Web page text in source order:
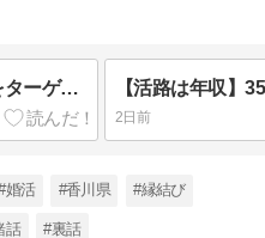
自分を選んでくれそうな相手をターゲットにする戦略 【活路は年収】
2日前
婚活 #香川県 #縁結び
話 #裏話